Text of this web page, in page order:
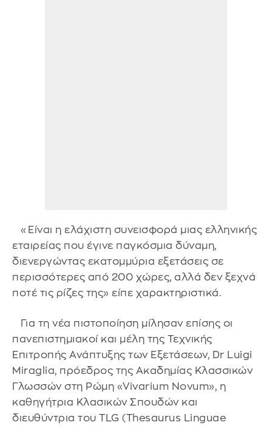
«Είναι η ελάχιστη συνεισφορά μιας ελληνικής
εταιρείας που έγινε παγκόσμια δύναμη,
διενεργώντας εκατομμύρια εξετάσεις σε
περισσότερες από 200 χώρες, αλλά δεν ξεχνά
ποτέ τις ρίζες της» είπε χαρακτηριστικά.
Για τη νέα πιστοποίηση μίλησαν επίσης οι
πανεπιστημιακοί και μέλη της Τεχνικής
Επιτροπής Ανάπτυξης των Εξετάσεων, Dr Luigi
Miraglia, πρόεδρος της Ακαδημίας Κλασσικών
Γλωσσών στη Ρώμη «Vivarium Novum», η
καθηγήτρια Κλασικών Σπουδών και
διευθύντρια του TLG (Thesaurus Linguae